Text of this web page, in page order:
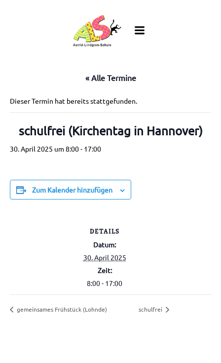
springen
« Alle Termine
Dieser Termin hat bereits stattgefunden.
schulfrei (Kirchentag in Hannover)
30. April 2025 um 8:00- 17:00
Zum Kalender hinzufügen
DETAILS
Datum:
30. April 2025
Zeit:
8:00 - 17:00
gemeinsames Frühstück (Lohnde) schulfrei